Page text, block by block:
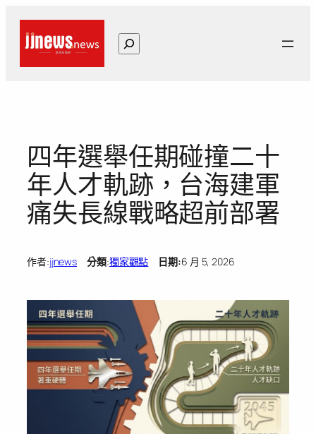
搜
尋
四年選舉任期碰撞二十
年人才軌跡，台海建軍
痛失長線戰略超前部署
作者:jjnews 分類:獨家觀點 日期:6 月 5, 2026